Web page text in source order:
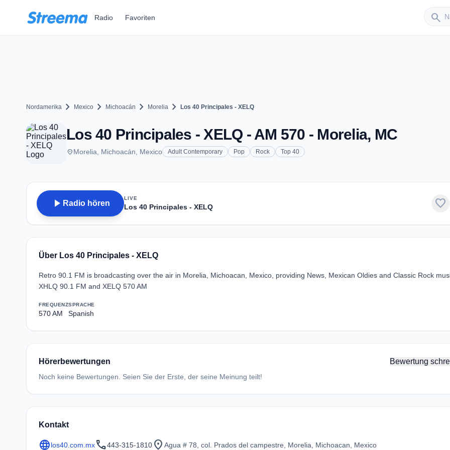
Radio Favoriten search
Sender
Nordamerika chevron_right Mexico chevron_right Michoacán chevron_right Morelia chevron_right Los 40 Principales - XELQ
Los 40 Principales - XELQ - AM 570 - Morelia, MC
placeMorelia, Michoacán, Mexico Adult Contemporary Pop Rock Top 40
play_arrow Radio hören
LIVE
Los 40 Principales - XELQ favorite
Über Los 40 Principales - XELQ
Retro 90.1 FM is broadcasting over the air in Morelia, Michoacan, Mexico, providing News, Mexican Oldies and Classic Rock
XHLQ 90.1 FM and XELQ 570 AM
FREQUENZ
570 AM
SPRACHE
Spanish
Hörerbewertungen Bewertung
Noch keine Bewertungen. Seien Sie der Erste, der seine Meinung teilt!
Kontakt
languagelos40.com.mxcall443-315-1810 location_on Agua # 78, col. Prados del campestre, Morelia, Michoacan, Mexico